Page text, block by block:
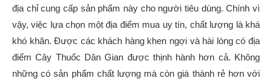
địa chỉ cung cấp sản phẩm này cho người tiêu dùng. Chính vì
vậy, việc lựa chọn một địa điểm mua uy tín, chất lượng là khá
khó khăn. Được các khách hàng khen ngợi và hài lòng có địa
điểm Cây Thuốc Dân Gian được thịnh hành hơn cả. Không
những có sản phẩm chất lượng mà còn giá thành rẻ hơn với